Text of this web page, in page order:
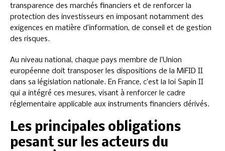
transparence des marchés financiers et de renforcer la
protection des investisseurs en imposant notamment des
exigences en matière d’information, de conseil et de gestion
des risques.
Au niveau national, chaque pays membre de l’Union
européenne doit transposer les dispositions de la MiFID II
dans sa législation nationale. En France, c’est la loi Sapin II
qui a intégré ces mesures, visant à renforcer le cadre
réglementaire applicable aux instruments financiers dérivés.
Les principales obligations
pesant sur les acteurs du